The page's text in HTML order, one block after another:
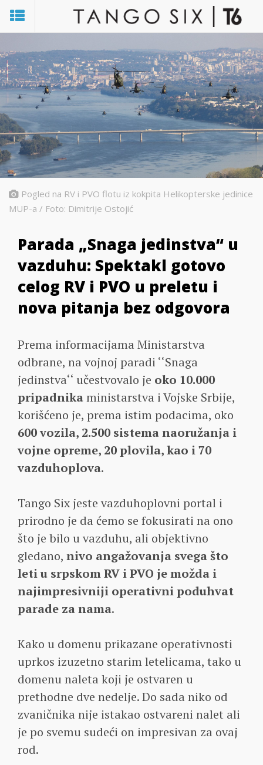
Pogled na RV i PVO flotu iz kokpita Helikopterske jedinice
MUP-a / Foto: Dimitrije Ostojić
Parada „Snaga jedinstva“ u
vazduhu: Spektakl gotovo
celog RV i PVO u preletu i
nova pitanja bez odgovora
Prema informacijama Ministarstva
odbrane, na vojnoj paradi ‘‘Snaga
jedinstva‘‘ učestvovalo je oko 10.000
pripadnikaministarstva i Vojske Srbije,
korišćeno je, prema istim podacima, oko
600 vozila, 2.500 sistema naoružanja i
vojne opreme, 20 plovila, kao i 70
vazduhoplova.
Tango Six jeste vazduhoplovni portal i
prirodno je da ćemo se fokusirati na ono
što je bilo u vazduhu, ali objektivno
gledano, nivo angažovanja svega što
leti u srpskom RV i PVO je možda i
najimpresivniji operativni poduhvat
parade za nama.
Kako u domenu prikazane operativnosti
uprkos izuzetno starim letelicama, tako u
domenu naleta koji je ostvaren u
prethodne dve nedelje. Do sada niko od
zvaničnika nije istakao ostvareni nalet ali
je po svemu sudeći on impresivan za ovaj
rod.